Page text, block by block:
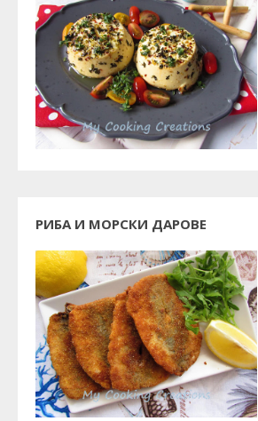
РИБА И МОРСКИ ДАРОВЕ